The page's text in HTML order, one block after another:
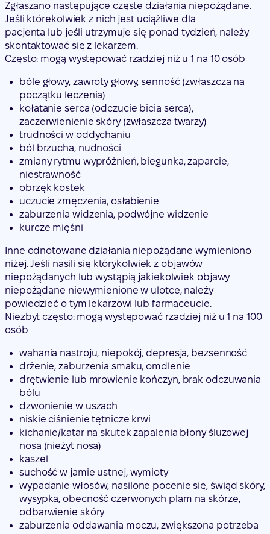
Zgłaszano następujące częste działania niepożądane.
Jeśli którekolwiek z nich jest uciążliwe dla
pacjenta lub jeśli utrzymuje się ponad tydzień, należy
skontaktować się z lekarzem.
Często: mogą występować rzadziej niż u 1 na 10 osób
bóle głowy, zawroty głowy, senność (zwłaszcza na
początku leczenia)
kołatanie serca (odczucie bicia serca),
zaczerwienienie skóry (zwłaszcza twarzy)
trudności w oddychaniu
ból brzucha, nudności
zmiany rytmu wypróżnień, biegunka, zaparcie,
niestrawność
obrzęk kostek
uczucie zmęczenia, osłabienie
zaburzenia widzenia, podwójne widzenie
kurcze mięśni
Inne odnotowane działania niepożądane wymieniono
niżej. Jeśli nasili się którykolwiek z objawów
niepożądanych lub wystąpią jakiekolwiek objawy
niepożądane niewymienione w ulotce, należy
powiedzieć o tym lekarzowi lub farmaceucie.
Niezbyt często: mogą występować rzadziej niż u 1 na 100
osób
wahania nastroju, niepokój, depresja, bezsenność
drżenie, zaburzenia smaku, omdlenie
drętwienie lub mrowienie kończyn, brak odczuwania
bólu
dzwonienie w uszach
niskie ciśnienie tętnicze krwi
kichanie/katar na skutek zapalenia błony śluzowej
nosa (nieżyt nosa)
kaszel
suchość w jamie ustnej, wymioty
wypadanie włosów, nasilone pocenie się, świąd skóry,
wysypka, obecność czerwonych plam na skórze,
odbarwienie skóry
zaburzenia oddawania moczu, zwiększona potrzeba